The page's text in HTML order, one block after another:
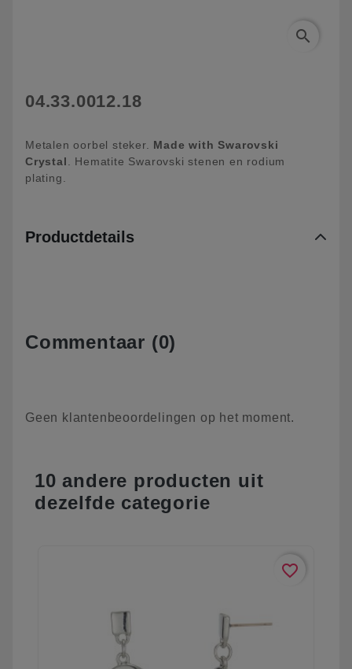
search
04.33.0012.18
Metalen oorbel steker. Made with Swarovski
Crystal
. Hematite Swarovski stenen en rodium
plating.
Productdetails
Commentaar (0)
Geen klantenbeoordelingen op het moment.
10 andere producten uit
dezelfde categorie
favorite_border